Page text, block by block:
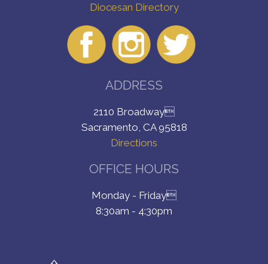
Diocesan Directory
ADDRESS
2110 Broadway
Sacramento, CA 95818
Directions
OFFICE HOURS
Monday - Friday
8:30am - 4:30pm